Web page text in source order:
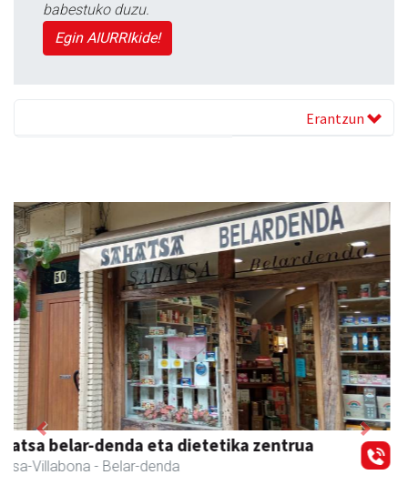
babestuko duzu.
Egin AIURRIkide!
Erantzun
Previous Next